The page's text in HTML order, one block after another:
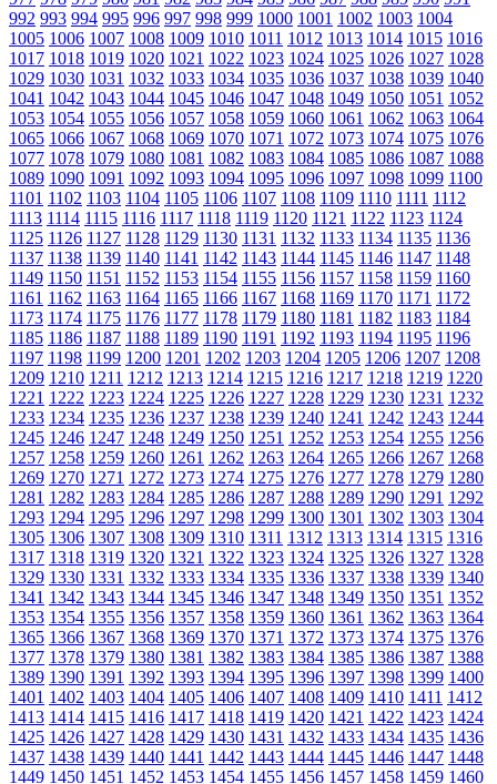
992 993 994 995 996 997 998 999 1000 1001 1002 1003 1004
1005 1006 1007 1008 1009 1010 1011 1012 1013 1014 1015 1016
1017 1018 1019 1020 1021 1022 1023 1024 1025 1026 1027 1028
1029 1030 1031 1032 1033 1034 1035 1036 1037 1038 1039 1040
1041 1042 1043 1044 1045 1046 1047 1048 1049 1050 1051 1052
1053 1054 1055 1056 1057 1058 1059 1060 1061 1062 1063 1064
1065 1066 1067 1068 1069 1070 1071 1072 1073 1074 1075 1076
1077 1078 1079 1080 1081 1082 1083 1084 1085 1086 1087 1088
1089 1090 1091 1092 1093 1094 1095 1096 1097 1098 1099 1100
1101 1102 1103 1104 1105 1106 1107 1108 1109 1110 1111 1112
1113 1114 1115 1116 1117 1118 1119 1120 1121 1122 1123 1124
1125 1126 1127 1128 1129 1130 1131 1132 1133 1134 1135 1136
1137 1138 1139 1140 1141 1142 1143 1144 1145 1146 1147 1148
1149 1150 1151 1152 1153 1154 1155 1156 1157 1158 1159 1160
1161 1162 1163 1164 1165 1166 1167 1168 1169 1170 1171 1172
1173 1174 1175 1176 1177 1178 1179 1180 1181 1182 1183 1184
1185 1186 1187 1188 1189 1190 1191 1192 1193 1194 1195 1196
1197 1198 1199 1200 1201 1202 1203 1204 1205 1206 1207 1208
1209 1210 1211 1212 1213 1214 1215 1216 1217 1218 1219 1220
1221 1222 1223 1224 1225 1226 1227 1228 1229 1230 1231 1232
1233 1234 1235 1236 1237 1238 1239 1240 1241 1242 1243 1244
1245 1246 1247 1248 1249 1250 1251 1252 1253 1254 1255 1256
1257 1258 1259 1260 1261 1262 1263 1264 1265 1266 1267 1268
1269 1270 1271 1272 1273 1274 1275 1276 1277 1278 1279 1280
1281 1282 1283 1284 1285 1286 1287 1288 1289 1290 1291 1292
1293 1294 1295 1296 1297 1298 1299 1300 1301 1302 1303 1304
1305 1306 1307 1308 1309 1310 1311 1312 1313 1314 1315 1316
1317 1318 1319 1320 1321 1322 1323 1324 1325 1326 1327 1328
1329 1330 1331 1332 1333 1334 1335 1336 1337 1338 1339 1340
1341 1342 1343 1344 1345 1346 1347 1348 1349 1350 1351 1352
1353 1354 1355 1356 1357 1358 1359 1360 1361 1362 1363 1364
1365 1366 1367 1368 1369 1370 1371 1372 1373 1374 1375 1376
1377 1378 1379 1380 1381 1382 1383 1384 1385 1386 1387 1388
1389 1390 1391 1392 1393 1394 1395 1396 1397 1398 1399 1400
1401 1402 1403 1404 1405 1406 1407 1408 1409 1410 1411 1412
1413 1414 1415 1416 1417 1418 1419 1420 1421 1422 1423 1424
1425 1426 1427 1428 1429 1430 1431 1432 1433 1434 1435 1436
1437 1438 1439 1440 1441 1442 1443 1444 1445 1446 1447 1448
1449 1450 1451 1452 1453 1454 1455 1456 1457 1458 1459 1460